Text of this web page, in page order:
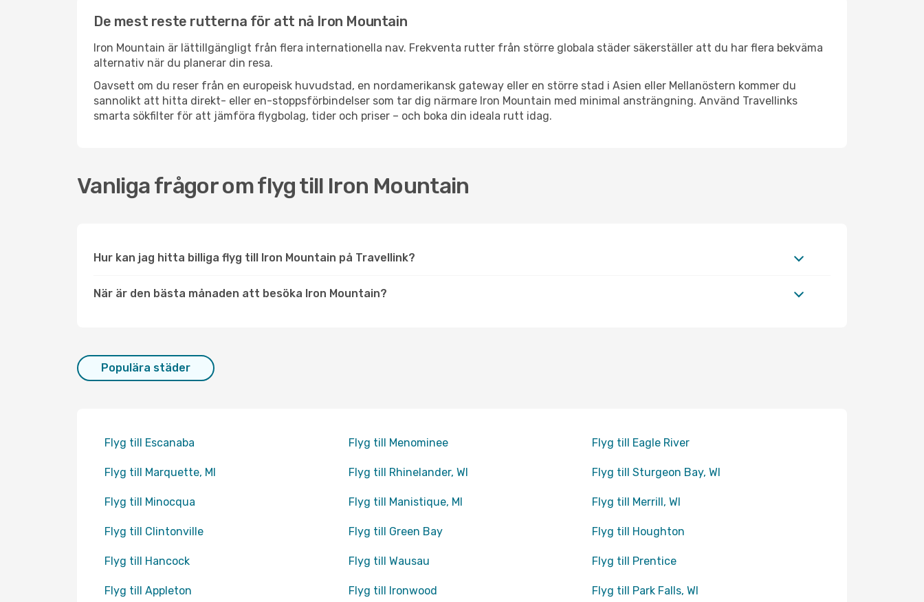
De mest reste rutterna för att nå Iron Mountain
Iron Mountain är lättillgängligt från flera internationella nav. Frekventa rutter från större globala städer säkerställer att du har flera bekväma
alternativ när du planerar din resa.
Oavsett om du reser från en europeisk huvudstad, en nordamerikansk gateway eller en större stad i Asien eller Mellanöstern kommer du
sannolikt att hitta direkt- eller en-stoppsförbindelser som tar dig närmare Iron Mountain med minimal ansträngning. Använd Travellinks
smarta sökfilter för att jämföra flygbolag, tider och priser – och boka din ideala rutt idag.
Vanliga frågor om flyg till Iron Mountain
Hur kan jag hitta billiga flyg till Iron Mountain på Travellink?
När är den bästa månaden att besöka Iron Mountain?
Populära städer
Flyg till Escanaba Flyg till Menominee Flyg till Eagle River
Flyg till Marquette, MI Flyg till Rhinelander, WI Flyg till Sturgeon Bay, WI
Flyg till Minocqua Flyg till Manistique, MI Flyg till Merrill, WI
Flyg till Clintonville Flyg till Green Bay Flyg till Houghton
Flyg till Hancock Flyg till Wausau Flyg till Prentice
Flyg till Appleton Flyg till Ironwood Flyg till Park Falls, WI